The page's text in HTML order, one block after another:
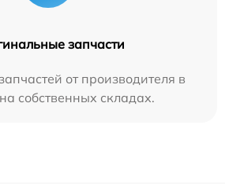
запчасти
от производителя в
собственных складах.